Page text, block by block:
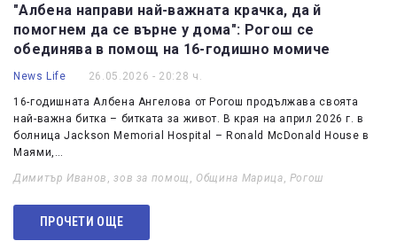
"Албена направи най-важната крачка, да й
помогнем да се върне у дома": Рогош се
обединява в помощ на 16-годишно момиче
News Life 26.05.2026 - 20:28 ч.
16-годишната Албена Ангелова от Рогош продължава своята
най-важна битка – битката за живот. В края на април 2026 г. в
болница Jackson Memorial Hospital – Ronald McDonald House в
Маями,…
Димитър Иванов ,зов за помощ Община Марица Рогош
ПРОЧЕТИ ОЩЕ